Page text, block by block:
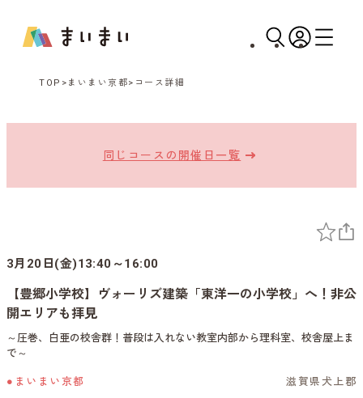
TOP まいまい京都 コース詳細
同じコースの開催日一覧
3月20日(金)13:40～16:00
【豊郷小学校】ヴォーリズ建築「東洋一の小学校」へ！非公
開エリアも拝見
～圧巻、白亜の校舎群！普段は入れない教室内部から理科室、校舎屋上ま
で～
●まいまい京都 滋賀県犬上郡